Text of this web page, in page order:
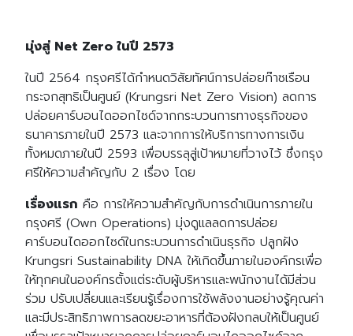
มุ่งสู่ Net Zero ในปี 2573
ในปี 2564 กรุงศรีได้กำหนดวิสัยทัศน์การปล่อยก๊าซเรือน
กระจกสุทธิเป็นศูนย์ (Krungsri Net Zero Vision) ลดการ
ปล่อยคาร์บอนไดออกไซด์จากกระบวนการทางธุรกิจของ
ธนาคารภายในปี 2573 และจากการให้บริการทางการเงิน
ทั้งหมดภายในปี 2593 เพื่อบรรลุสู่เป้าหมายที่วางไว้ ซึ่งกรุง
ศรีให้ความสำคัญกับ 2 เรื่อง โดย
เรื่องแรก คือ การให้ความสำคัญกับการดำเนินการภายใน
กรุงศรี (Own Operations) มุ่งดูแลลดการปล่อย
คาร์บอนไดออกไซด์ในกระบวนการดำเนินธุรกิจ ปลูกฝัง
Krungsri Sustainability DNA ให้เกิดขึ้นภายในองค์กรเพื่อ
ให้ทุกคนในองค์กรตั้งแต่ระดับผู้บริหารและพนักงานได้มีส่วน
ร่วม ปรับเปลี่ยนและเรียนรู้เรื่องการใช้พลังงานอย่างรู้คุณค่า
และมีประสิทธิภาพการลดขยะอาหารที่ต้องฝังกลบให้เป็นศูนย์